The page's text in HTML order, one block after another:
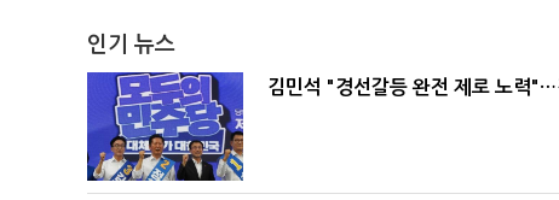
인기 뉴스
김민석 "경선갈등 완전 제로 노력